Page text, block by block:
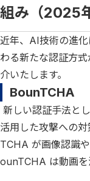
組み（2025
近年、AI技術の進
わる新たな認証方
介いたします。
BounTCHA
新しい認証手法と
活用した攻撃への
TCHA が画像認識
ounTCHA は動画を